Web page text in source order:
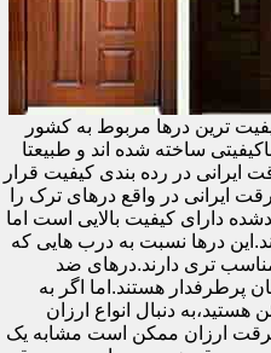
ترین درها مربوط به کشور
ساخته شده اند و طبیعتا
ایرانی در رده بندی کیفیت قرار
ایرانی در واقع درهای ترک را
دارای کیفیت بالایی است اما
درها نسبت به درب هایی که
تری دارند.درهای ضد
پرطرفدار هستند.اما اگر به
دنبال انواع ارزان
ارزان ممکن است مشابه یک